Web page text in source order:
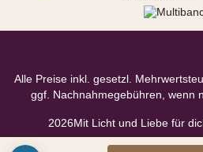
Alle Preise inkl. gesetzl.
ggf. Nachnahmegebühren, wenn
2026Mit Licht und Liebe für